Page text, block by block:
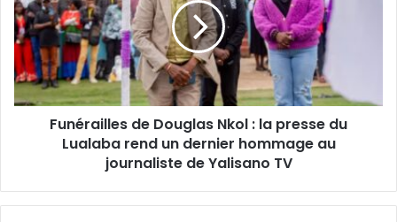
Nkol
:
la
presse
du
Lualaba
au
Funérailles de Douglas Nkol : la presse du
Lualaba rend un dernier hommage au
journaliste de Yalisano TV